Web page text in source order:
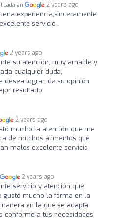
en 2 years ago
experiencia,sinceramente
servicio .
2 years ago
su atención, muy amable y
cualquier duda,
desea lograr, da su opinión
resultado
2 years ago
mucho la atención que me
de muchos alimentos que
malos excelente servicio
2 years ago
servicio y atención que
gustó mucho la forma en la
en la que se adapta
conforme a tus necesidades.